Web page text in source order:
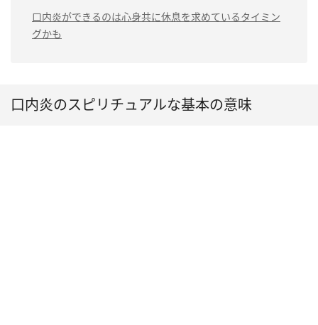
口内炎ができるのは心身共に休息を求めているタイミン
グかも
口内炎のスピリチュアルな基本の意味